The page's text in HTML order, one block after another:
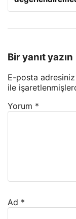
Bir yanıt yazın
E-posta
ile
Yorum *
Ad *